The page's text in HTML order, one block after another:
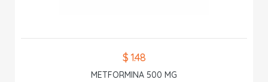
$ 1.48
METFORMINA 500 MG